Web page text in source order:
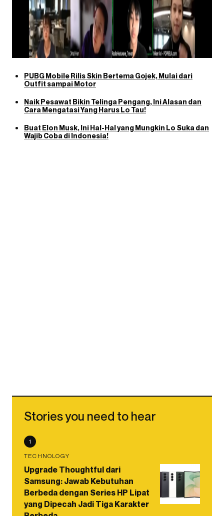
PUBG Mobile Rilis Skin Bertema Gojek, Mulai dari
Outfit sampai Motor
Naik Pesawat Bikin Telinga Pengang, Ini Alasan dan
Cara Mengatasi Yang Harus Lo Tau!
Buat Elon Musk, Ini Hal-Hal yang Mungkin Lo Suka dan
Wajib Coba di Indonesia!
Stories you need to hear
1
TECHNOLOGY
Upgrade Thoughtful dari
Samsung: Jawab Kebutuhan
Berbeda dengan Series HP Lipat
yang Dipecah Jadi Tiga Karakter